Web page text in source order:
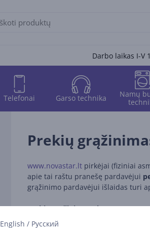
English / Русский
Darbo laikas I-V
Telefonai Garso technika
Namų
Prekių
www.novastar.lt pirkėjai (fiziniai
apie tai raštu pranešę pardavėjui
grąžinimo pardavėjui išlaidas turi
Prekių grąžinimo sąlygos:
Prekę galima grąžinti per 100